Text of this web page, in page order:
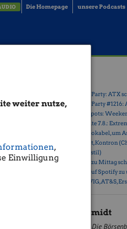
weiter nutze,
,
Einwilligung
Die Homepage unsere Podcasts
(mehr als
2)
» Wiener Börse Party: ATX
» Wiener Börse Party #1216:
» Österreich-Depots:
» Börsegeschichte 7.8.:
» Nachlese: 10 Vokabel, um
» PIR-News: Post, Kontron
» (Christian Drastil)
» Wiener Börse zu Mittag
» Börse-Inputs auf Spotify zu
» ATX-Trends: VIG, AT&S,
Marc Schmidt
Die